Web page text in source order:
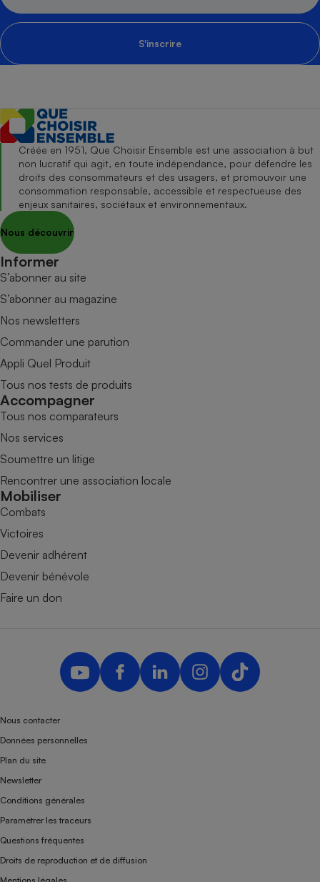
S'inscrire
Créée en 1951, Que Choisir Ensemble est une association à but
non lucratif qui agit, en toute indépendance, pour défendre les
droits des consommateurs et des usagers, et promouvoir une
consommation responsable, accessible et respectueuse des
enjeux sanitaires, sociétaux et environnementaux.
Nous découvrir
Informer
S’abonner au site
S’abonner au magazine
Nos newsletters
Commander une parution
Appli Quel Produit
Tous nos tests de produits
Accompagner
Tous nos comparateurs
Nos services
Soumettre un litige
Rencontrer une association locale
Mobiliser
Combats
Victoires
Devenir adhérent
Devenir bénévole
Faire un don
Nous contacter
Données personnelles
Plan du site
Newsletter
Conditions générales
Paramétrer les traceurs
Questions fréquentes
Droits de reproduction et de diffusion